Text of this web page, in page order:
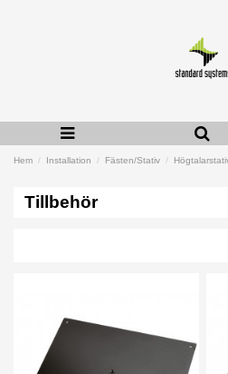
Hem Installation Fästen/Stativ
Tillbehör